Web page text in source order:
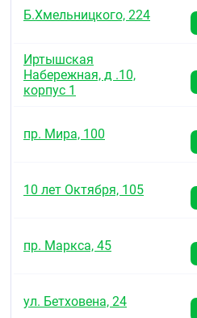
Б.Хмельницкого, 224
Иртышская
Набережная, д .10,
корпус 1
пр. Мира, 100
10 лет Октября, 105
пр. Маркса, 45
ул. Бетховена, 24